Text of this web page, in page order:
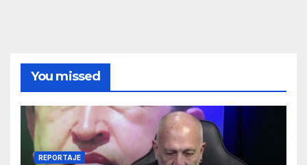
You missed
REPORTAJE